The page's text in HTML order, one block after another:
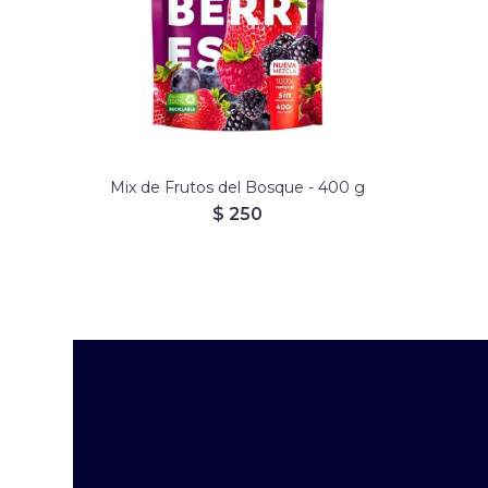
Listo para consumir.
100% vegetariano
100% libre de gluten
Mix de Frutos del Bosque - 400 g
$ 250